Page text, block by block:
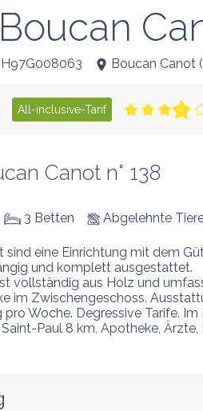
Boucan Canot (
All-inclusive-Tarif
Canot n° 138
3 Betten Abgelehnte
sind eine Einrichtung mit dem
und komplett ausgestattet.
vollständig aus Holz und
im Zwischengeschoss.
pro Woche. Degressive Tarife.
Paul 8 km, Apotheke, Ärzte,